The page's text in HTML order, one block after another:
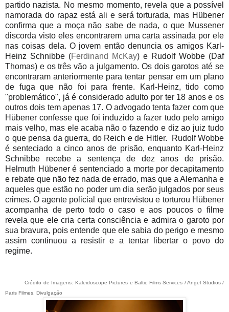
partido nazista. No mesmo momento, revela que a possível
namorada do rapaz está ali e será torturada, mas Hübener
confirma que a moça não sabe de nada, o que Mussener
discorda visto eles encontrarem uma carta assinada por ele
nas coisas dela. O jovem então denuncia os amigos Karl-
Heinz Schnibbe (Ferdinand McKay) e Rudolf Wobbe (Daf
Thomas) e os três vão a julgamento. Os dois garotos até se
encontraram anteriormente para tentar pensar em um plano
de fuga que não foi para frente.
Karl-Heinz, tido como
"problemático", já é considerado adulto por ter 18 anos e os
outros dois tem apenas 17. O advogado tenta fazer com que
Hübener confesse que foi induzido a fazer tudo pelo amigo
mais velho, mas ele acaba não o fazendo e diz ao juiz tudo
o que pensa da guerra, do Reich e de Hitler.
Rudolf Wobbe
é senteciado a cinco anos de prisão, enquanto Karl-Heinz
Schnibbe recebe a sentença de dez anos de prisão.
Helmuth Hübener é sentenciado a morte por decapitamento
e rebate que não fez nada de errado, mas que a Alemanha e
aqueles que estão no poder um dia serão julgados por seus
crimes. O agente policial que entrevistou e torturou Hübener
acompanha de perto todo o caso e aos poucos o filme
revela que ele cria certa consciência e admira o garoto por
sua bravura, pois entende que ele sabia do perigo e mesmo
assim continuou a resistir e a tentar libertar o povo do
regime.
Crédito de Imagens: Kaleidoscope Pictures e Baltic Films Services / Angel Studios /
Paris Filmes, Divulgação